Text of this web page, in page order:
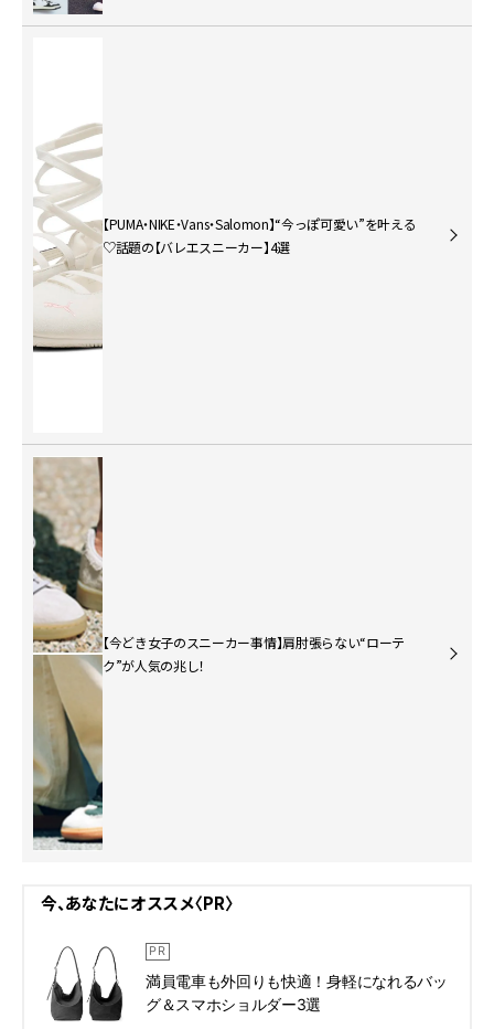
【PUMA・NIKE・Vans・Salomon】“今っぽ可愛い”を叶える
♡話題の【バレエスニーカー】4選
【今どき女子のスニーカー事情】肩肘張らない“ローテ
ク”が人気の兆し！
今、あなたにオススメ〈PR〉
満員電車も外回りも快適！身軽になれるバッ
グ＆スマホショルダー3選